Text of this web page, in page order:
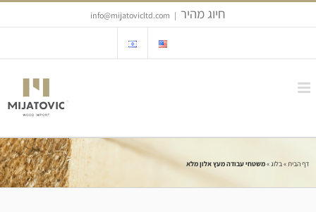
Skip
חיוג מהיר |
info@mijatovicltd.com
דף הבית»בלוג»משטחי עבודה מעץ אלון מלא